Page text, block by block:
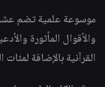
موسوعة علمية تضم
والأقوال المأثورة
القرآنية بالإضافة